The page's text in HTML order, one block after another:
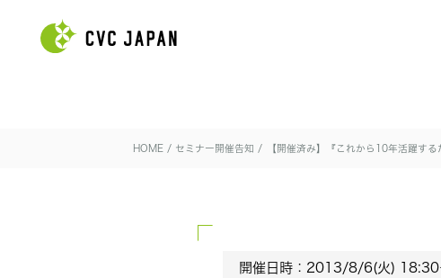
HOME / セミナー開催告知 / 【開催済み】『これから10年活躍す
開催日時：2013/8/6(火)